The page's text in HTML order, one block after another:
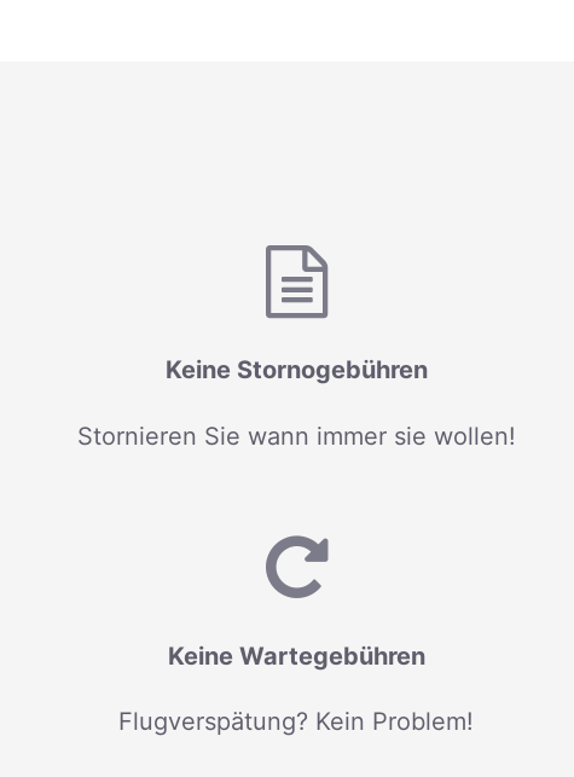
Keine Stornogebühren
Stornieren Sie wann immer sie wollen!
Keine Wartegebühren
Flugverspätung? Kein Problem!